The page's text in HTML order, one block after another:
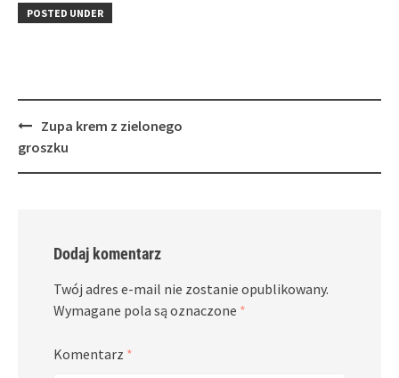
in
new
window)
POSTED UNDER
Post
navigation
Zupa krem z zielonego
groszku
Dodaj komentarz
Twój adres e-mail nie zostanie opublikowany.
Wymagane pola są oznaczone *
Komentarz *